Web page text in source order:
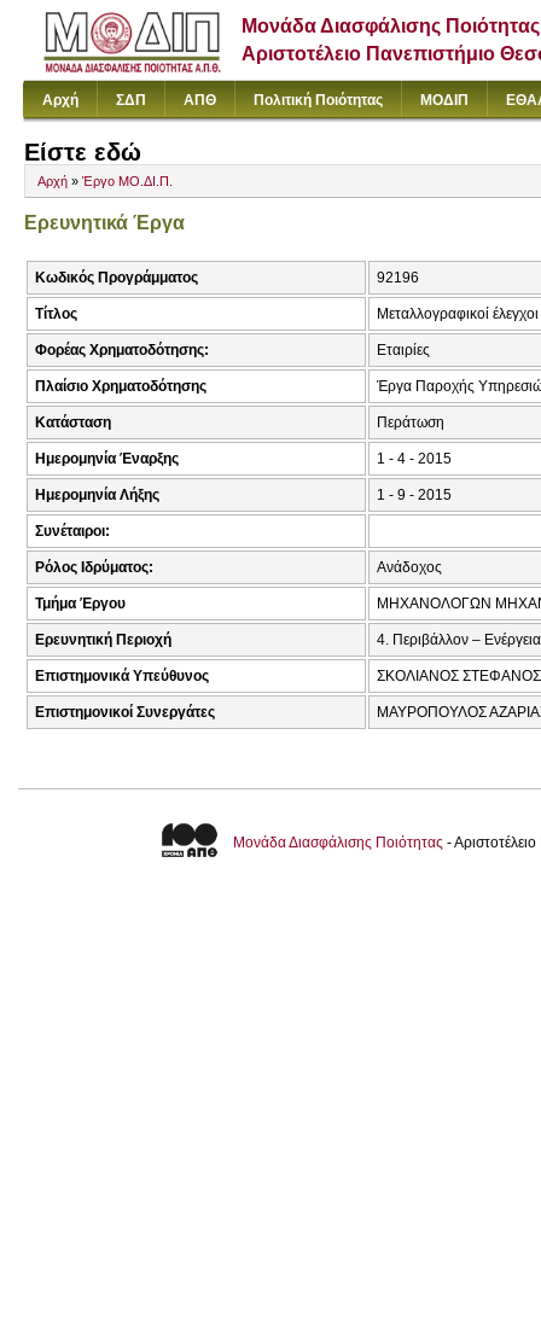
Μονάδα Διασφάλισης Ποιότητας
Αριστοτέλειο Πανεπιστήμιο
Αρχή ΣΔΠ ΑΠΘ Πολιτική Ποιότητας ΜΟΔΙΠ
Είστε εδώ
Αρχή » Έργο ΜΟ.ΔΙ.Π.
Ερευνητικά Έργα
Κωδικός Προγράμματος 92196
Τίτλος Μεταλλογραφικοί
Φορέας Χρηματοδότησης: Εταιρίες
Πλαίσιο Χρηματοδότησης Έργα Παροχής
Κατάσταση Περάτωση
Ημερομηνία Έναρξης 1 - 4 - 2015
Ημερομηνία Λήξης 1 - 9 - 2015
Συνέταιροι:
Ρόλος Ιδρύματος: Ανάδοχος
Τμήμα Έργου ΜΗΧΑΝΟΛΟΓΩΝ
Ερευνητική Περιοχή 4. Περιβάλλον – Ενέργεια
Επιστημονικά Υπεύθυνος ΣΚΟΛΙΑΝΟΣ ΣΤΕΦΑΝΟΣ
Επιστημονικοί Συνεργάτες ΜΑΥΡΟΠΟΥΛΟΣ
Μονάδα Διασφάλισης Ποιότητας -